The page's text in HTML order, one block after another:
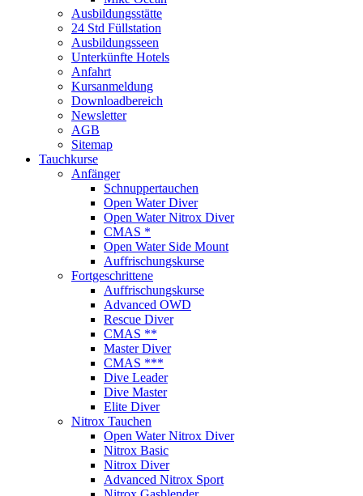
Ausbildungsstätte
24 Std Füllstation
Ausbildungsseen
Unterkünfte Hotels
Anfahrt
Kursanmeldung
Downloadbereich
Newsletter
AGB
Sitemap
Tauchkurse
Anfänger
Schnuppertauchen
Open Water Diver
Open Water Nitrox Diver
CMAS *
Open Water Side Mount
Auffrischungskurse
Fortgeschrittene
Auffrischungskurse
Advanced OWD
Rescue Diver
CMAS **
Master Diver
CMAS ***
Dive Leader
Dive Master
Elite Diver
Nitrox Tauchen
Open Water Nitrox Diver
Nitrox Basic
Nitrox Diver
Advanced Nitrox Sport